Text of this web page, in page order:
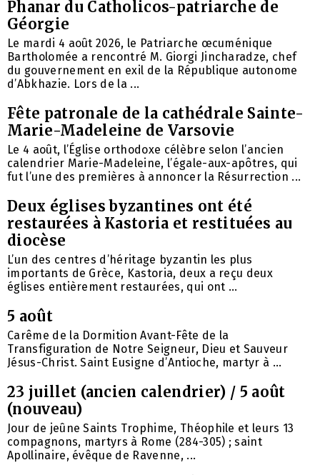
Phanar du Catholicos-patriarche de
Géorgie
Le mardi 4 août 2026, le Patriarche œcuménique
Bartholomée a rencontré M. Giorgi Jincharadze, chef
du gouvernement en exil de la République autonome
d’Abkhazie. Lors de la ...
Fête patronale de la cathédrale Sainte-
Marie-Madeleine de Varsovie
Le 4 août, l’Église orthodoxe célèbre selon l’ancien
calendrier Marie-Madeleine, l’égale-aux-apôtres, qui
fut l’une des premières à annoncer la Résurrection ...
Deux églises byzantines ont été
restaurées à Kastoria et restituées au
diocèse
L’un des centres d’héritage byzantin les plus
importants de Grèce, Kastoria, deux a reçu deux
églises entièrement restaurées, qui ont ...
5 août
Carême de la Dormition Avant-Fête de la
Transfiguration de Notre Seigneur, Dieu et Sauveur
Jésus-Christ. Saint Eusigne d’Antioche, martyr à ...
23 juillet (ancien calendrier) / 5 août
(nouveau)
Jour de jeûne Saints Trophime, Théophile et leurs 13
compagnons, martyrs à Rome (284-305) ; saint
Apollinaire, évêque de Ravenne, ...